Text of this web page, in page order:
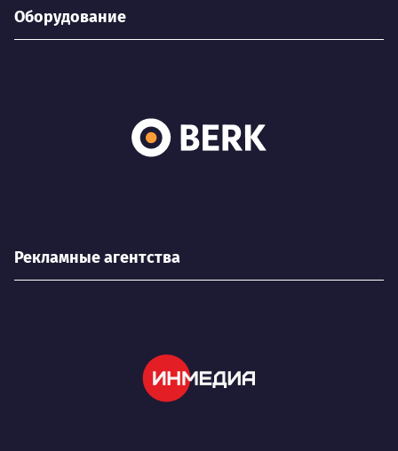
Оборудование
Рекламные агентства